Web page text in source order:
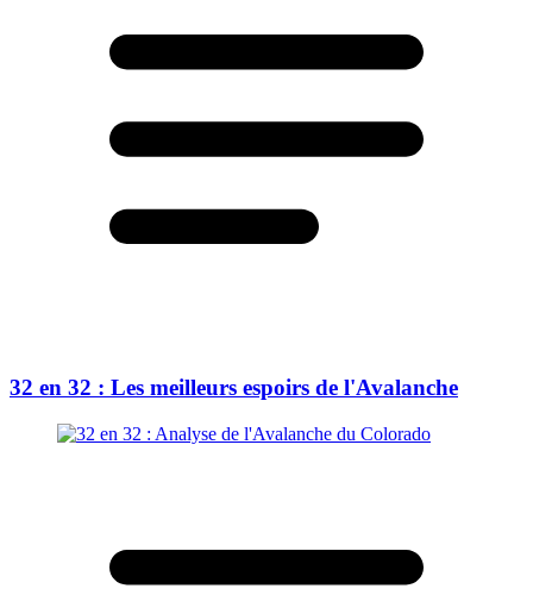
32 en 32 : Les meilleurs espoirs de l'Avalanche